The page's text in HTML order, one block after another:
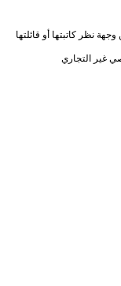
نظر كاتبتها أو قائلتها
غير التجاري